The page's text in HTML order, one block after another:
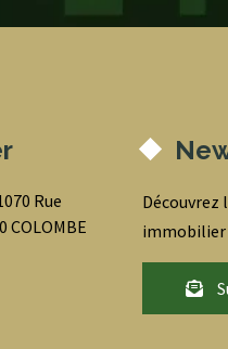
Rue
COLOMBE
Découvrez
immobilier